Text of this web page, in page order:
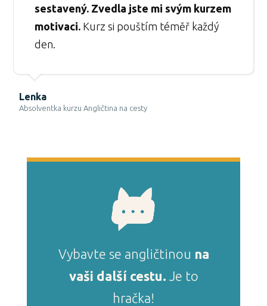
sestavený. Zvedla jste mi svým kurzem
motivaci. Kurz si pouštím téměř každý
den.
Lenka
Absolventka kurzu Angličtina na cesty
Vybavte se angličtinou na
vaši další cestu. Je to
hračka!